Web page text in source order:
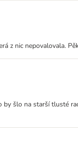
z nic nepovalovala.
šlo na starší tlusté